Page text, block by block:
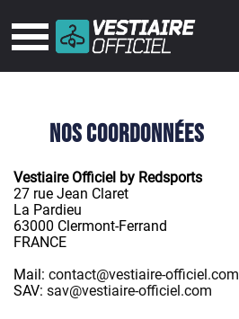
Nos coordonnées
Vestiaire Officiel by Redsports
27 rue Jean Claret
La Pardieu
63000 Clermont-Ferrand
FRANCE
Mail: contact@vestiaire-officiel.com
SAV: sav@vestiaire-officiel.com